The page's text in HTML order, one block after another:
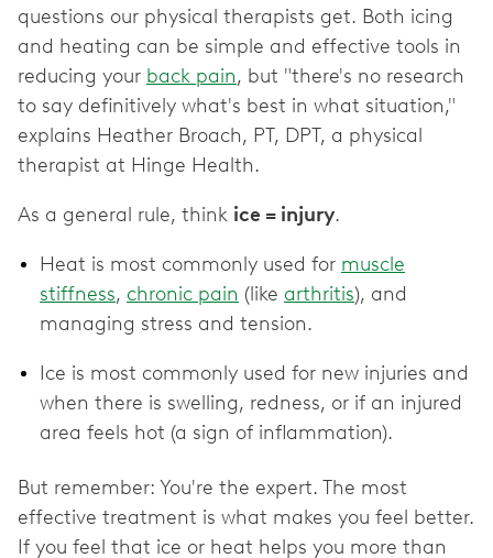
questions our physical therapists get. Both icing
and heating can be simple and effective tools in
reducing your back pain, but "there's no research
to say definitively what's best in what situation,"
explains Heather Broach, PT, DPT, a physical
therapist at Hinge Health.
As a general rule, think ice = injury.
Heat is most commonly used for muscle
stiffness, chronic pain (like arthritis), and
managing stress and tension.
Ice is most commonly used for new injuries and
when there is swelling, redness, or if an injured
area feels hot (a sign of inflammation).
But remember: You're the expert. The most
effective treatment is what makes you feel better.
If you feel that ice or heat helps you more than